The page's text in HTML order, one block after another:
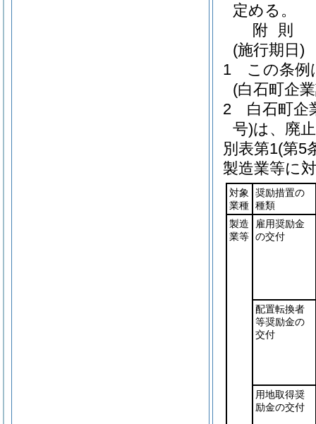
定める。
附 則
(施行期日)
1
この条例
(白石町企
2
白石町企
号)は、廃
別表第1(第5
製造業等に
対象
業種
奨励措置の
種類
製造
業等
雇用奨励金
の交付
配置転換者
等奨励金の
交付
用地取得奨
励金の交付